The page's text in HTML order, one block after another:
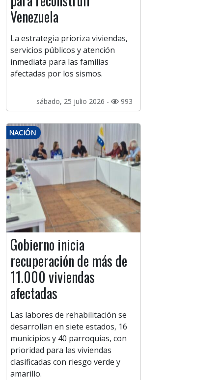
Venezuela
La estrategia prioriza viviendas,
servicios públicos y atención
inmediata para las familias
afectadas por los sismos.
sábado, 25 julio 2026 - 993
NACIÓN
Gobierno inicia
recuperación de más de
11.000 viviendas
afectadas
Las labores de rehabilitación se
desarrollan en siete estados, 16
municipios y 40 parroquias, con
prioridad para las viviendas
clasificadas con riesgo verde y
amarillo.